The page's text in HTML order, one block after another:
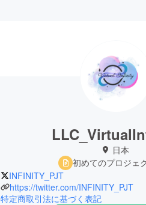
日本
初めてのプロジェ
INFINITY_PJT
https://twitter.com/INFINITY_PJT
特定商取引法に基づく表記